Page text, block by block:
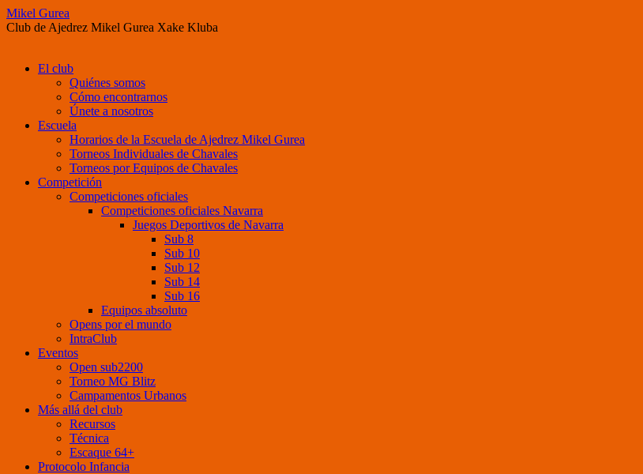
Mikel Gurea
Club de Ajedrez Mikel Gurea Xake Kluba
Saltar
El club
Quiénes somos
Cómo encontrarnos
Únete a nosotros
Escuela
Horarios de la Escuela de Ajedrez Mikel Gurea
Torneos Individuales de Chavales
Torneos por Equipos de Chavales
Competición
Competiciones oficiales
Competiciones oficiales Navarra
Juegos Deportivos de Navarra
Sub 8
Sub 10
Sub 12
Sub 14
Sub 16
Equipos absoluto
Opens por el mundo
IntraClub
Eventos
Open sub2200
Torneo MG Blitz
Campamentos Urbanos
Más allá del club
Recursos
Técnica
Escaque 64+
Protocolo Infancia